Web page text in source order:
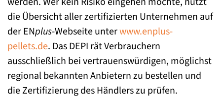
die Übersicht aller zertifizierten Unternehmen auf
der ENplus-Webseite unterwww.enplus-
pellets.de. Das DEPI rät Verbrauchern
ausschließlich bei vertrauenswürdigen, möglichst
regional bekannten Anbietern zu bestellen und
die Zertifizierung des Händlers zu prüfen.